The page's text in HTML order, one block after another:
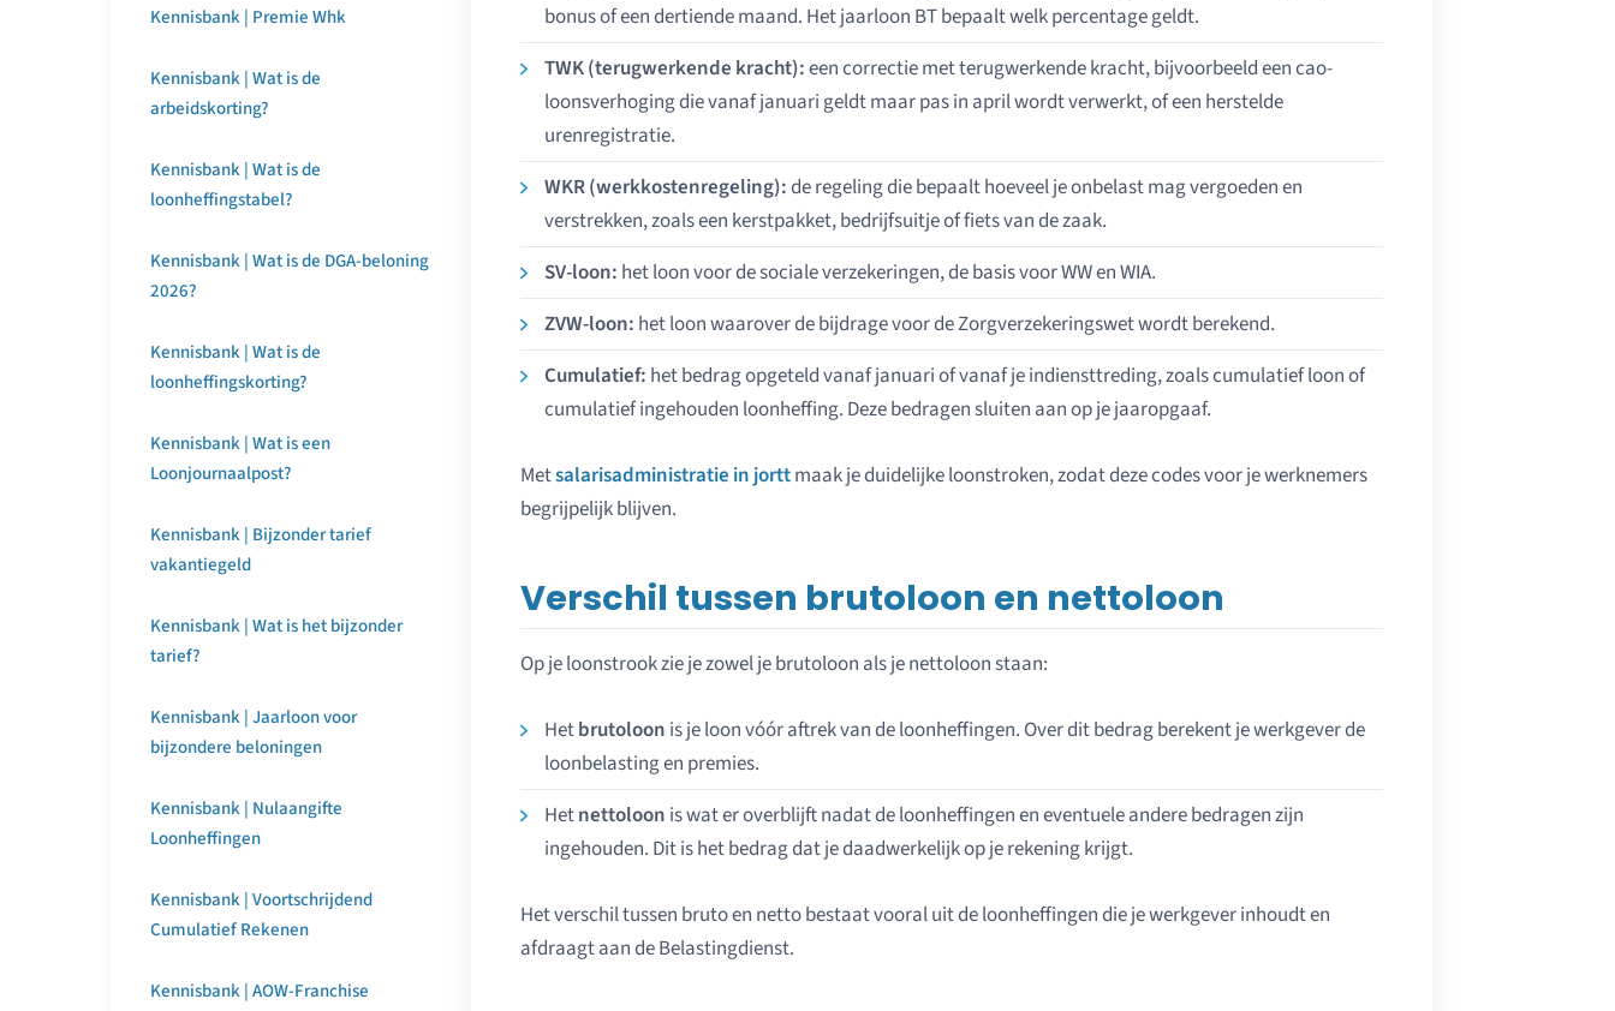
Kennisbank | Premie Whk
Kennisbank | Wat is de
arbeidskorting?
Kennisbank | Wat is de
loonheffingstabel?
Kennisbank | Wat is de DGA-beloning
2026?
Kennisbank | Wat is de
loonheffingskorting?
Kennisbank | Wat is een
Loonjournaalpost?
Kennisbank | Bijzonder tarief
vakantiegeld
Kennisbank | Wat is het bijzonder
tarief?
Kennisbank | Jaarloon voor
bijzondere beloningen
Kennisbank | Nulaangifte
Loonheffingen
Kennisbank | Voortschrijdend
Cumulatief Rekenen
Kennisbank | AOW-Franchise
bonus of een dertiende maand. Het jaarloon BT bepaalt welk percentage geldt.
TWK (terugwerkende kracht):een correctie met terugwerkende kracht, bijvoorbeeld een cao-
loonsverhoging die vanaf januari geldt maar pas in april wordt verwerkt, of een herstelde
urenregistratie.
WKR (werkkostenregeling):de regeling die bepaalt hoeveel je onbelast mag vergoeden en
verstrekken, zoals een kerstpakket, bedrijfsuitje of fiets van de zaak.
SV-loon: het loon voor de sociale verzekeringen, de basis voor WW en WIA.
ZVW-loon: het loon waarover de bijdrage voor de Zorgverzekeringswet wordt berekend.
Cumulatief: het bedrag opgeteld vanaf januari of vanaf je indiensttreding, zoals cumulatief loon of
cumulatief ingehouden loonheffing. Deze bedragen sluiten aan op je jaaropgaaf.
Metsalarisadministratie in jorttmaak je duidelijke loonstroken, zodat deze codes voor je werknemers
begrijpelijk blijven.
Verschil tussen brutoloon en nettoloon
Op je loonstrook zie je zowel je brutoloon als je nettoloon staan:
Hetbrutoloon is je loon vóór aftrek van de loonheffingen. Over dit bedrag berekent je werkgever de
loonbelasting en premies.
Hetnettoloon is wat er overblijft nadat de loonheffingen en eventuele andere bedragen zijn
ingehouden. Dit is het bedrag dat je daadwerkelijk op je rekening krijgt.
Het verschil tussen bruto en netto bestaat vooral uit de loonheffingen die je werkgever inhoudt en
afdraagt aan de Belastingdienst.